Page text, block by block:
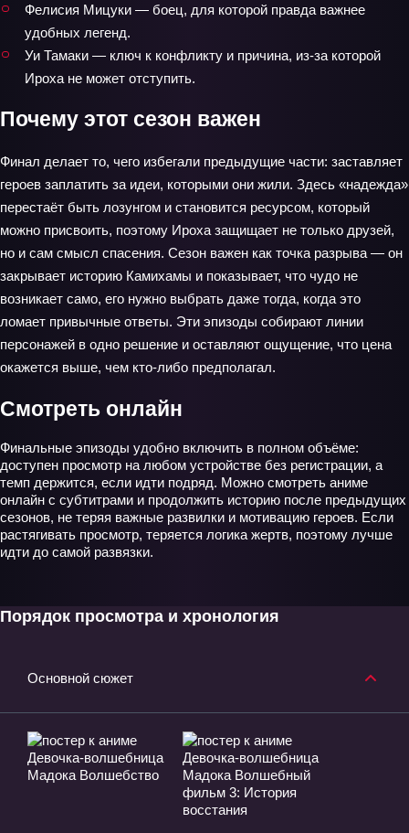
Фелисия Мицуки — боец, для которой правда важнее
удобных легенд.
Уи Тамаки — ключ к конфликту и причина, из-за которой
Ироха не может отступить.
Почему этот сезон важен
Финал делает то, чего избегали предыдущие части: заставляет
героев заплатить за идеи, которыми они жили. Здесь «надежда»
перестаёт быть лозунгом и становится ресурсом, который
можно присвоить, поэтому Ироха защищает не только друзей,
но и сам смысл спасения. Сезон важен как точка разрыва — он
закрывает историю Камихамы и показывает, что чудо не
возникает само, его нужно выбрать даже тогда, когда это
ломает привычные ответы. Эти эпизоды собирают линии
персонажей в одно решение и оставляют ощущение, что цена
окажется выше, чем кто-либо предполагал.
Смотреть онлайн
Финальные эпизоды удобно включить в полном объёме:
доступен просмотр на любом устройстве без регистрации, а
темп держится, если идти подряд. Можно смотреть аниме
онлайн с субтитрами и продолжить историю после предыдущих
сезонов, не теряя важные развилки и мотивацию героев. Если
растягивать просмотр, теряется логика жертв, поэтому лучше
идти до самой развязки.
Порядок просмотра и хронология
Основной сюжет